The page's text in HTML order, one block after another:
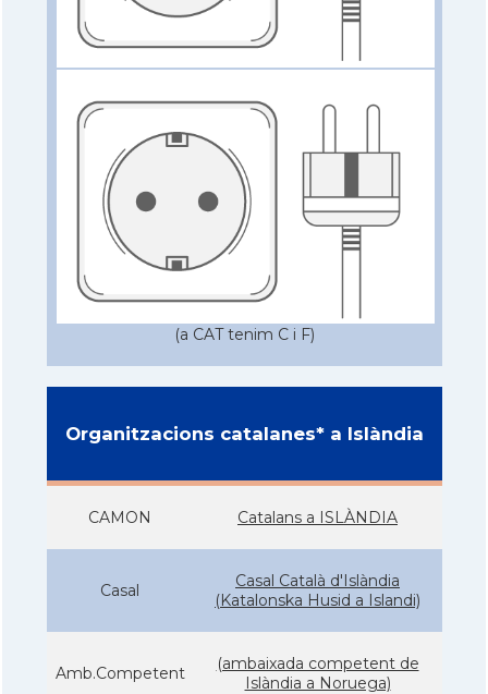
(a CAT tenim C i F)
Organitzacions catalanes* a Islàndia
CAMON Catalans a ISLÀNDIA
Casal
Casal Català d'Islàndia
(Katalonska Husid a Islandi)
Amb.Competent
(ambaixada competent de
Islàndia a Noruega)